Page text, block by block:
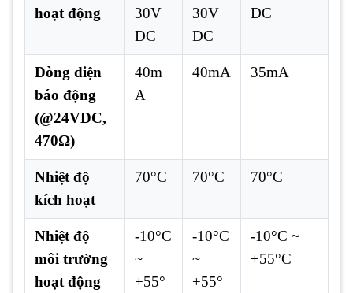
hoạt động
30V
DC
30V
DC
DC
Dòng điện
báo động
(@24VDC,
470Ω)
40m
A
40mA 35mA
Nhiệt độ
kích hoạt
70°C 70°C 70°C
Nhiệt độ
môi trường
hoạt động
-10°C
~
+55°
-10°C
~
+55°
-10°C ~
+55°C